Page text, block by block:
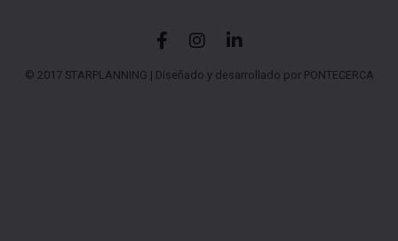
© 2017 STARPLANNING | Diseñado y desarrollado por PONTECERCA